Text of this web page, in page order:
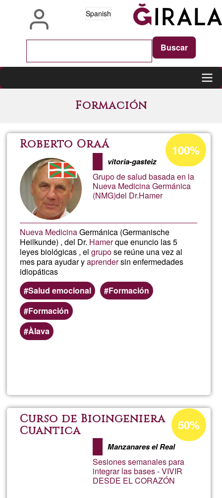
Spanish
Formación
Roberto Oraá
vitoria-gasteiz
Grupo de salud basada en la
Nueva Medicina Germánica
(NMG)del Dr.Hamer
Nueva MedicinaGermánica (Germanische
Heilkunde) , del Dr. Hamerque enuncio las 5
leyes biológicas , elgrupose reúne una vez al
mes para ayudar yaprendersin enfermedades
idiopáticas
Salud emocional
Formación
Formación
Àlava
Porcentaje
de
aceptación
de
100%
Roberto
Oraá
Curso de Bioingeniera
Cuantica
Manzanares el Real
Sesiones semanales para
integrar las bases - VIVIR
DESDE EL CORAZÓN
Porcentaje
de
aceptación
G1
50%